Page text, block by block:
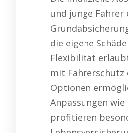
und junge Fahrer
die eigene
Flexibilität
mit Fahrerschutz
Optionen
Anpassungen
profitieren